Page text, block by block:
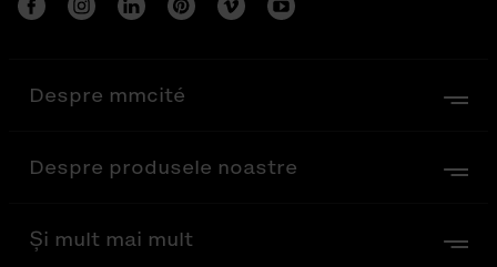
Despre mmcité
Despre produsele noastre
Și mult mai mult